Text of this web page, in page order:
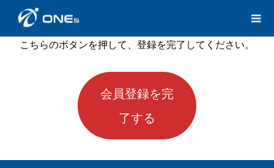
こちらのボタンを押して、登録を完了してください。
会員登録を完
了する